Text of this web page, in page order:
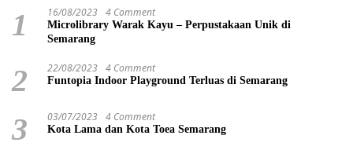
1 16/08/2023 4 Comment
Microlibrary Warak Kayu – Perpustakaan Unik di
Semarang
2 22/08/2023 4 Comment
Funtopia Indoor Playground Terluas di Semarang
3 03/07/2023 4 Comment
Kota Lama dan Kota Toea Semarang